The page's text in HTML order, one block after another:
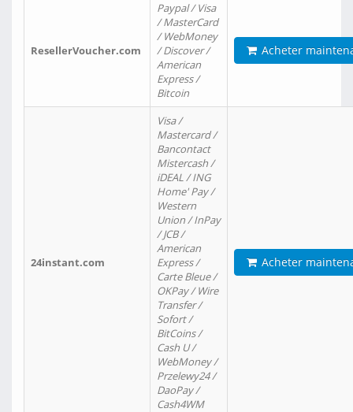
ResellerVoucher.com
Paypal / Visa
/ MasterCard
/ WebMoney
/ Discover /
American
Express /
Bitcoin
Acheter
24instant.com
Visa /
Mastercard /
Bancontact
Mistercash /
iDEAL / ING
Home' Pay /
Western
Union / InPay
/ JCB /
American
Express /
Carte Bleue /
OKPay / Wire
Transfer /
Sofort /
BitCoins /
Cash U /
WebMoney /
Przelewy24 /
DaoPay /
Cash4WM
Acheter